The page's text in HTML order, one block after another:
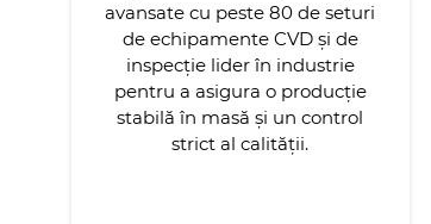
avansate cu peste 80 de seturi
de echipamente CVD și de
inspecție lider în industrie
pentru a asigura o producție
stabilă în masă și un control
strict al calității.